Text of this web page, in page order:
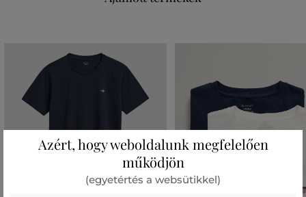
Azért, hogy weboldalunk megfelelően
működjön
(egyetértés a websütikkel)